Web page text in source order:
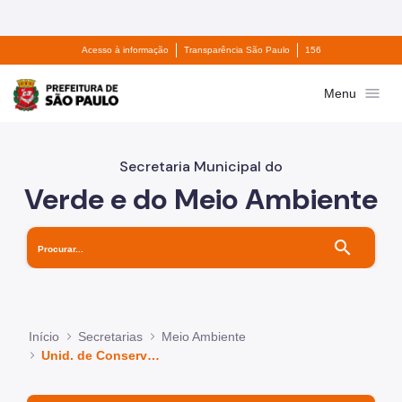
Pular para o Conteúdo principal
Acesso à informação Divisor de acesso à informação
Transparência São Paulo Divisor de
156
Prefeitura de São PauloMenu menu
Secretaria Municipal do
Verde e do Meio Ambiente
search
Início Secretarias
Meio Ambiente
Unid. de Conservação